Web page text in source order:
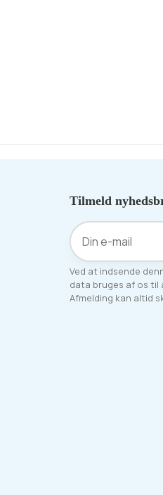
Tilmeld
Ved at indsende
data bruges af os til
Afmelding kan altid